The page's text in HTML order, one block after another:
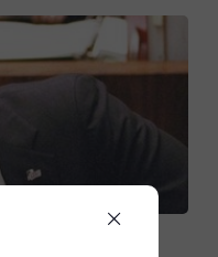
im Fall O.J.